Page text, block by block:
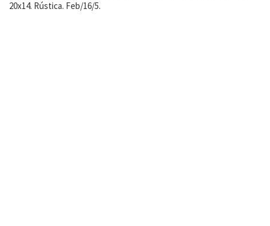
20x14. Rústica. Feb/16/5.